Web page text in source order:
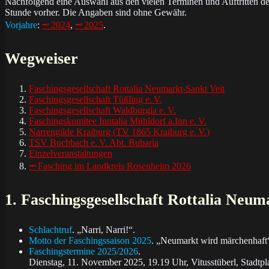
Stunde vor­her. Die An­ga­ben sind ohne Gewähr.
Vorjahre: ⭲ 2024, ⭲ 2025.
Wegweiser
Faschingsgesellschaft Rottalia Neumarkt-Sankt Veit
Faschingsgesellschaft Tüßling e. V.
Faschingsgesellschaft Waldburgia e. V.
Faschingskomitee Inntalia Mühldorf a.Inn e. V.
Narrengilde Kraiburg (TV 1865 Kraiburg e. V.)
TSV Buchbach e. V. Abt. Bubaria
Einzelveranstaltungen
⭲ Fasching im Landkreis Rosenheim 2026
1. Faschingsgesellschaft Rottalia
Schlachtruf. „Narri, Narri!“.
Motto der Faschingssaison 2025. „Neumarkt wird
Faschingstermine 2025/2026.
Diens­tag, 11. No­vem­ber 2025, 19.19 Uhr, Vitusstüberl,